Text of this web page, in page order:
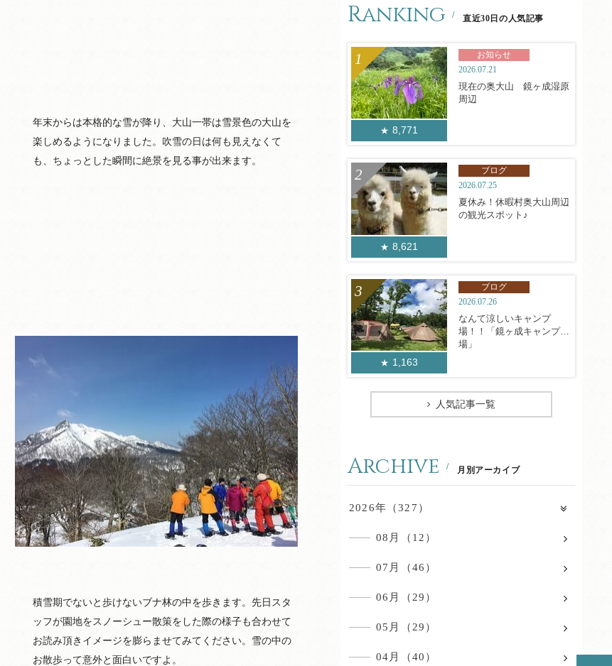
年末からは本格的な雪が降り、大山一帯は雪景色の大山を
楽しめるようになりました。吹雪の日は何も見えなくて
も、ちょっとした瞬間に絶景を見る事が出来ます。
積雪期でないと歩けないブナ林の中を歩きます。先日スタ
ッフが園地をスノーシュー散策をした際の様子も合わせて
お読み頂きイメージを膨らませてみてください。雪の中の
お散歩って意外と面白いですよ。
Ranking 直近30日の人気記事
8,771
お知らせ
2026.07.21
現在の奥大山 鏡ヶ成湿原
周辺
8,621
ブログ
2026.07.25
夏休み！休暇村奥大山周辺
の観光スポット♪
1,163
ブログ
2026.07.26
なんて涼しいキャンプ
場！！「鏡ヶ成キャンプ
場」
人気記事一覧
Archive 月別アーカイブ
2026年（327）
08月（12）
07月（46）
06月（29）
05月（29）
04月（40）